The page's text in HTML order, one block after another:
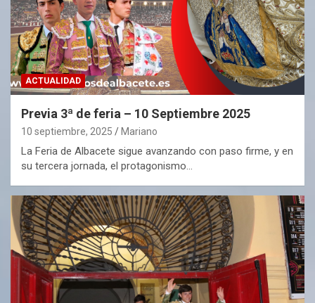
ACTUALIDAD
Previa 3ª de feria – 10 Septiembre 2025
10 septiembre, 2025 Mariano
La Feria de Albacete sigue avanzando con paso firme, y en
su tercera jornada, el protagonismo…